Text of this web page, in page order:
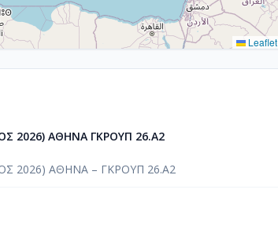
Leaflet
2026) ΑΘΗΝΑ ΓΚΡΟΥΠ 26.Α2
2026) ΑΘΗΝΑ – ΓΚΡΟΥΠ 26.A2